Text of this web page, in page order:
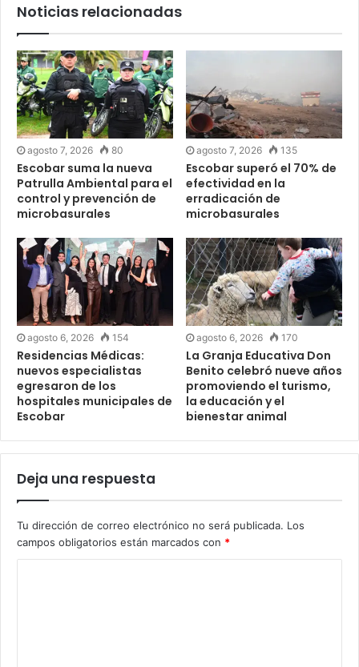
Noticias relacionadas
agosto 7, 2026 80
Escobar suma la nueva
Patrulla Ambiental para el
control y prevención de
microbasurales
agosto 7, 2026 135
Escobar superó el 70% de
efectividad en la
erradicación de
microbasurales
agosto 6, 2026 154
Residencias Médicas:
nuevos especialistas
egresaron de los
hospitales municipales de
Escobar
agosto 6, 2026 170
La Granja Educativa Don
Benito celebró nueve años
promoviendo el turismo,
la educación y el
bienestar animal
Deja una respuesta
Tu dirección de correo electrónico no será publicada. Los
campos obligatorios están marcados con *